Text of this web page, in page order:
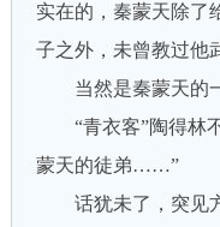
实在的，秦蒙天除了
子之外，未曾教过他
当然是秦蒙天的一
“青衣客”陶得林不
蒙天的徒弟……”
话犹未了，突见方